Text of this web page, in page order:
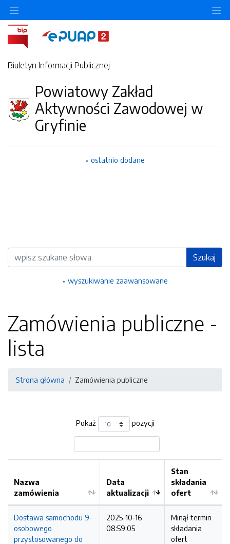
Biuletyn Informacji Publicznej
Powiatowy Zakład
Aktywności Zawodowej w
Gryfinie
ostatnio dodane
Wyszukiwarka Szukaj
wyszukiwanie zaawansowane
Zamówienia publiczne -
lista
Strona główna Zamówienia publiczne
Pokaż pozycji
Nazwa
zamówienia
Data
aktualizacji
Stan
składania
ofert
Dostawa samochodu 9-
osobowego
przystosowanego do
2025-10-16
08:59:05
Minął termin
składania
ofert